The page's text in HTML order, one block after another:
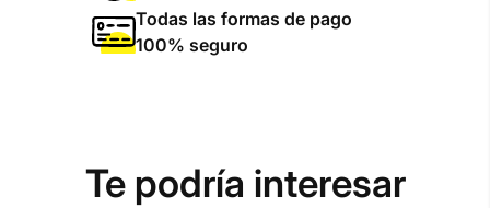
Todas las formas de pago
100% seguro
Te podría interesar